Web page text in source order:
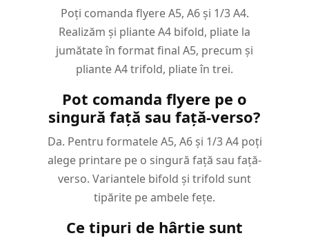
Poți comanda flyere A5, A6 și 1/3 A4.
Realizăm și pliante A4 bifold, pliate la
jumătate în format final A5, precum și
pliante A4 trifold, pliate în trei.
Pot comanda flyere pe o
singură față sau față-verso?
Da. Pentru formatele A5, A6 și 1/3 A4 poți
alege printare pe o singură față sau față-
verso. Variantele bifold și trifold sunt
tipărite pe ambele fețe.
Ce tipuri de hârtie sunt